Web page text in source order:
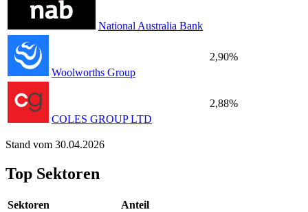
National Australia Bank
Woolworths Group
2,90%
COLES GROUP LTD
2,88%
Stand vom 30.04.2026
Top Sektoren
Sektoren Anteil